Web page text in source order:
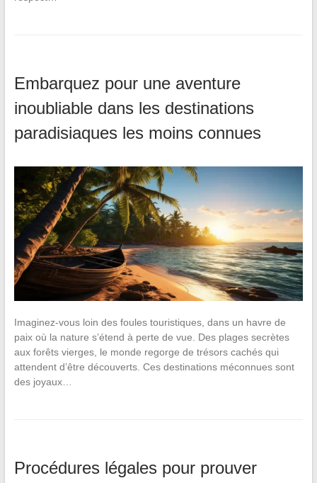
Embarquez pour une aventure
inoubliable dans les destinations
paradisiaques les moins connues
Imaginez-vous loin des foules touristiques, dans un havre de
paix où la nature s’étend à perte de vue. Des plages secrètes
aux forêts vierges, le monde regorge de trésors cachés qui
attendent d’être découverts. Ces destinations méconnues sont
des joyaux…
Procédures légales pour prouver